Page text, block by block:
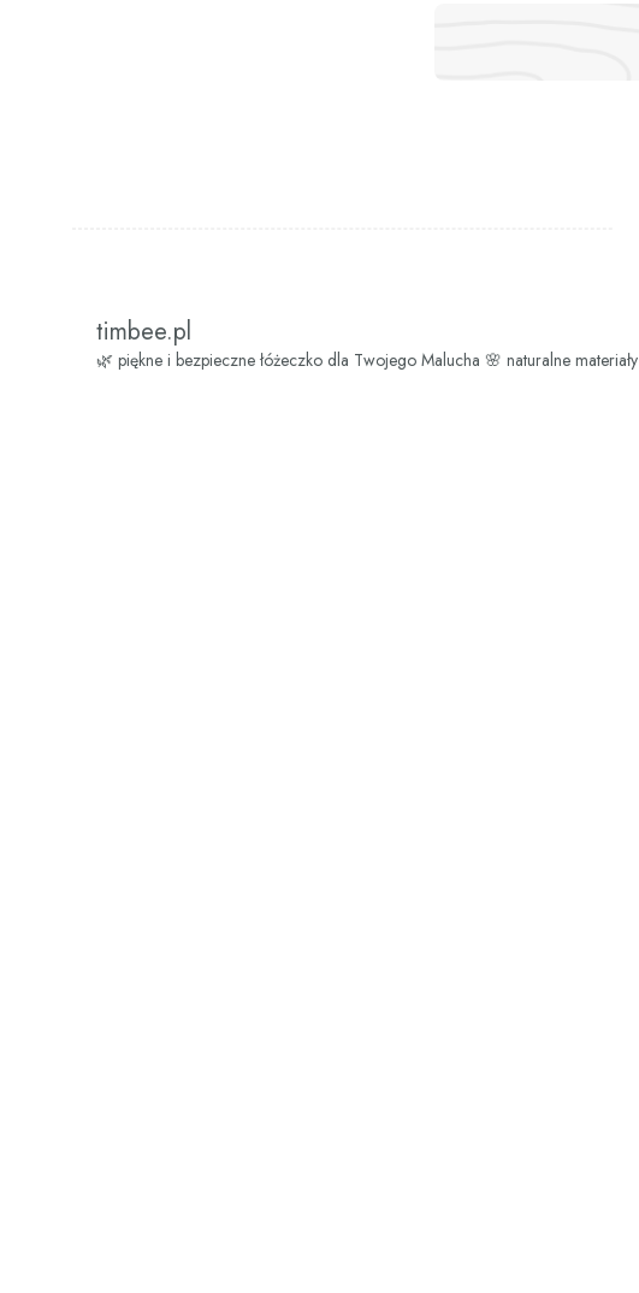
timbee.pl
🌿 piękne i bezpieczne łóżeczko dla Twojego Malucha 🌸 naturalne materiały